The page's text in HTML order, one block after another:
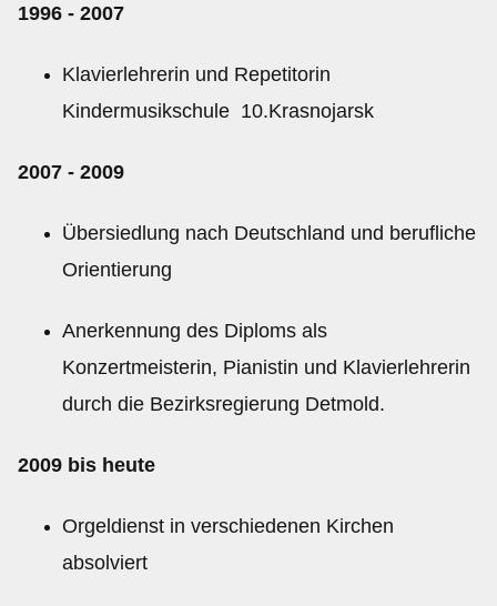
1996 - 2007
Klavierlehrerin und Repetitorin
Kindermusikschule 10.Krasnojarsk
2007 - 2009
Übersiedlung nach Deutschland und berufliche
Orientierung
Anerkennung des Diploms als
Konzertmeisterin, Pianistin und Klavierlehrerin
durch die Bezirksregierung Detmold.
2009 bis heute
Orgeldienst in verschiedenen Kirchen
absolviert